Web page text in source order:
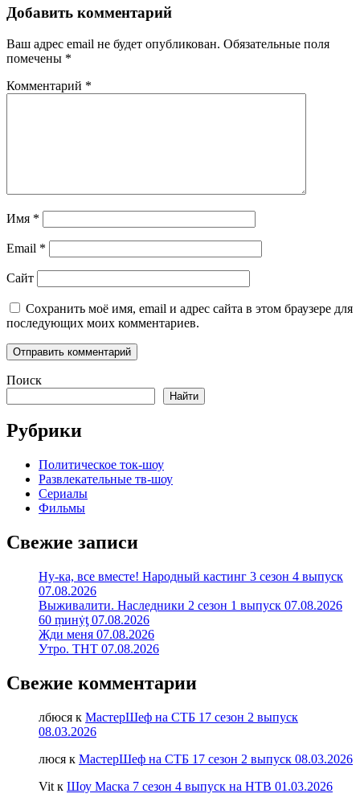
Добавить комментарий
Ваш адрес email не будет опубликован. Обязательные поля
помечены *
Комментарий *
Имя *
Email *
Сайт
Сохранить моё имя, email и адрес сайта в этом браузере для
последующих моих комментариев.
Поиск
Найти
Рубрики
Политическое ток-шоу
Развлекательные тв-шоу
Сериалы
Фильмы
Свежие записи
Ну-ка, все вместе! Народный кастинг 3 сезон 4 выпуск
07.08.2026
Выживалити. Наследники 2 сезон 1 выпуск 07.08.2026
60 ṃинẏƫ 07.08.2026
Жди меня 07.08.2026
Утро. ТНТ 07.08.2026
Свежие комментарии
лбюся к МастерШеф на СТБ 17 сезон 2 выпуск
08.03.2026
люся к МастерШеф на СТБ 17 сезон 2 выпуск 08.03.2026
Vit к Шоу Маска 7 сезон 4 выпуск на НТВ 01.03.2026